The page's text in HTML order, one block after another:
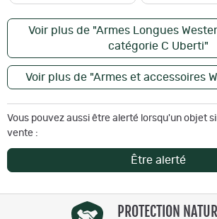
Voir plus de "Armes Longues
catégorie C Uberti"
Voir plus de "Armes et accessoires
Vous pouvez aussi être alerté lorsqu'un objet
vente :
Être alerté
PROTECTION